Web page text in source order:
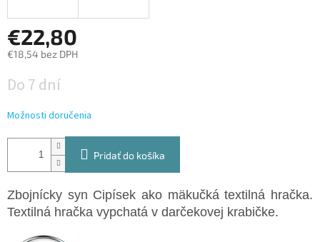
€22,80
€18,54 bez DPH
cena:
Do 7 dní
Možnosti doručenia
Pridať do košíka
Zbojnícky syn Cipísek ako mäkučká textilná hračka.
Textilná hračka vypchatá v darčekovej krabičke.